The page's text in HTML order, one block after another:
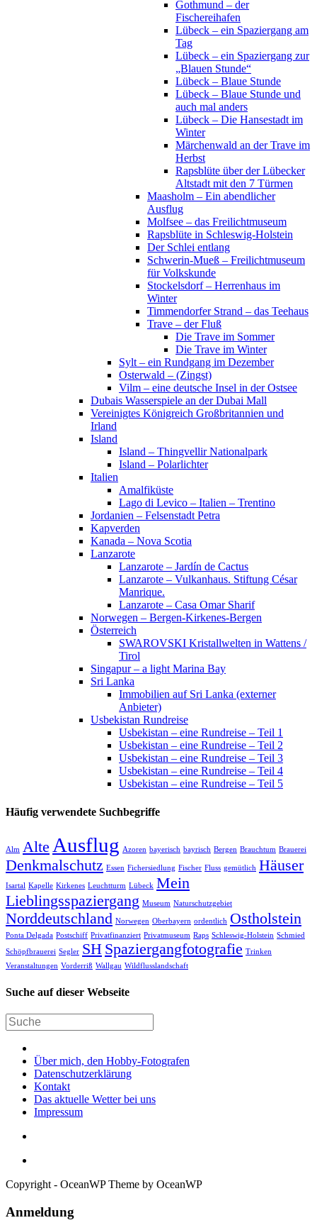
Gothmund – der
Fischereihafen
Lübeck – ein Spaziergang am
Tag
Lübeck – ein Spaziergang zur
„Blauen Stunde“
Lübeck – Blaue Stunde
Lübeck – Blaue Stunde und
auch mal anders
Lübeck – Die Hansestadt im
Winter
Märchenwald an der Trave im
Herbst
Rapsblüte über der Lübecker
Altstadt mit den 7 Türmen
Maasholm – Ein abendlicher
Ausflug
Molfsee – das Freilichtmuseum
Rapsblüte in Schleswig-Holstein
Der Schlei entlang
Schwerin-Mueß – Freilichtmuseum
für Volkskunde
Stockelsdorf – Herrenhaus im
Winter
Timmendorfer Strand – das Teehaus
Trave – der Fluß
Die Trave im Sommer
Die Trave im Winter
Sylt – ein Rundgang im Dezember
Osterwald – (Zingst)
Vilm – eine deutsche Insel in der Ostsee
Dubais Wasserspiele an der Dubai Mall
Vereinigtes Königreich Großbritannien und
Irland
Island
Island – Thingvellir Nationalpark
Island – Polarlichter
Italien
Amalfiküste
Lago di Levico – Italien – Trentino
Jordanien – Felsenstadt Petra
Kapverden
Kanada – Nova Scotia
Lanzarote
Lanzarote – Jardín de Cactus
Lanzarote – Vulkanhaus. Stiftung César
Manrique.
Lanzarote – Casa Omar Sharif
Norwegen – Bergen-Kirkenes-Bergen
Österreich
SWAROVSKI Kristallwelten in Wattens /
Tirol
Singapur – a light Marina Bay
Sri Lanka
Immobilien auf Sri Lanka (externer
Anbieter)
Usbekistan Rundreise
Usbekistan – eine Rundreise – Teil 1
Usbekistan – eine Rundreise – Teil 2
Usbekistan – eine Rundreise – Teil 3
Usbekistan – eine Rundreise – Teil 4
Usbekistan – eine Rundreise – Teil 5
Häufig verwendete Suchbegriffe
Alm Alte Ausflug Azoren bayerisch bayrisch Bergen Brauchtum Brauerei
Denkmalschutz Essen Fichersiedlung Fischer Fluss gemütlich Häuser
Isartal Kapelle Kirkenes Leuchtturm Lübeck Mein
Lieblingsspaziergang Museum Naturschutzgebiet
Norddeutschland Norwegen Oberbayern ordentlich Ostholstein
Ponta Delgada Postschiff Privatfinanziert Privatmuseum Raps Schleswig-Holstein Schmied
Schöpfbrauerei Segler SH Spaziergangfotografie Trinken
Veranstaltungen Vorderriß Wallgau Wildflusslandschaft
Suche auf dieser Webseite
Über mich, den Hobby-Fotografen
Datenschutzerklärung
Kontakt
Das aktuelle Wetter bei uns
Impressum
Copyright - OceanWP Theme by OceanWP
Anmeldung